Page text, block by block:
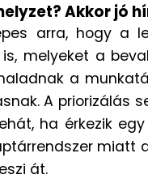
Akkor jó
arra, hogy a
melyeket a
a
A priorizálás
ha érkezik
miatt
át.